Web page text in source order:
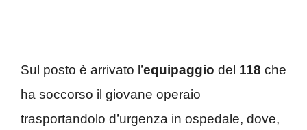
Sul posto è arrivato l’equipaggio del 118 che
ha soccorso il giovane operaio
trasportandolo d’urgenza in ospedale, dove,